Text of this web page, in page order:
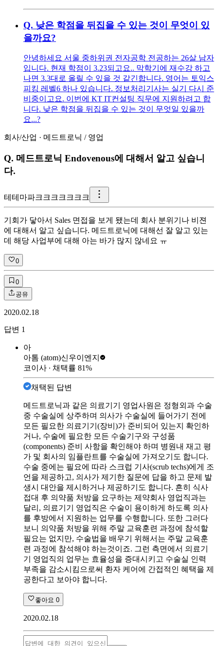
Q. 낮은 학점을 뒤집을 수 있는 것이 무엇이 있
을까요?
안녕하세요 서울 중하위권 전자공학 전공하는 26살 남자
입니다. 현재 학점이 3.23되고요.. 막학기에 재수강 하고
나면 3.3대로 올릴 수 있을 것 같긴합니다. 영어는 토익스
피킹 레벨6 하나 있습니다. 정보처리기사는 실기 다시 준
비중이고요. 이번에 KT IT컨설팅 직무에 지원하려고 합
니다. 낮은 학점을 뒤집을 수 있는 것이 무엇일 있을까
요...?
회사/산업 · 메드트로닉 / 영업
Q. 메드트로닉 Endovenous에 대해서 알고 싶습니
다.
테 테마파크크크크크크크
기회가 닿아서 Sales 면접을 보게 됐는데 회사 분위기나 비젼
에 대해서 알고 싶습니다. 메드트로닉에 대해선 잘 알고 있는
데 해당 사업부에 대해 아는 바가 많지 않네요 ㅠ
0
0
공유
2020.02.18
답변 1
아
아톰 (atom)신우이엔지
코이사 ∙ 채택률 81%
채택된 답변
메드트로닉과 같은 의료기기 영업사원은 정형외과 수술
중 수술실에 상주하며 의사가 수술실에 들어가기 전에
모든 필요한 의료기기(장비)가 준비되어 있는지 확인하
거나, 수술에 필요한 모든 수술기구와 구성품
(components) 준비 사항을 확인해야 하며 병원내 재고 평
가 및 회사의 임플란트를 수술실에 가져오기도 합니다.
수술 중에는 필요에 따라 스크럽 기사(scrub techs)에게 조
언을 제공하고, 의사가 제기한 질문에 답을 하고 문제 발
생시 대안을 제시하거나 제공하기도 합니다. 흔히 식사
접대 후 의약품 처방을 요구하는 제약회사 영업직과는
달리, 의료기기 영업직은 수술이 용이하게 하도록 의사
를 후방에서 지원하는 업무를 수행합니다. 또한 그러다
보니 의약품 처방을 위해 주말 교육훈련 과정에 참석할
필요는 없지만, 수술법을 배우기 위해서는 주말 교육훈
련 과정에 참석해야 하는것이죠. 그런 측면에서 의료기
기 영업직의 업무는 효율성을 증대시키고 수술실 인력
부족을 감소시킴으로써 환자 케어에 간접적인 혜택을 제
공한다고 보아야 합니다.
좋아요 0
2020.02.18